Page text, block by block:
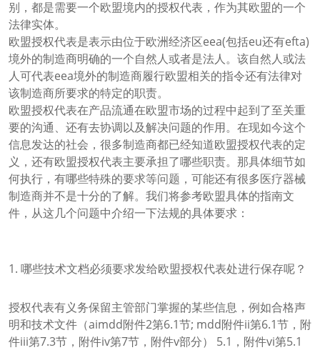
别，都是需要一个欧盟境内的授权代表，作为其欧盟的一个
法律实体。
欧盟授权代表是表示由位于欧洲经济区eea(包括eu还有efta)
境外的制造商明确的一个自然人或者是法人。该自然人或法
人可代表eea境外的制造商履行欧盟相关的指令还有法律对
该制造商所要求的特定的职责。
欧盟授权代表在产品流通在欧盟市场的过程中起到了至关重
要的沟通、还有去协调以及解决问题的作用。在现如今这个
信息发达的社会，很多制造商都已经知道欧盟授权代表的定
义，还有欧盟授权代表主要承担了哪些职责。那具体细节如
何执行，有哪些特殊的要求等问题，可能还有很多医疗器械
制造商并不是十分的了解。我们将参考欧盟具体的指南文
件，从这几个问题中介绍一下法规的具体要求：
1. 哪些技术文档必须要求发给欧盟授权代表处进行保存呢？
授权代表有义务保留主管部门掌握的某些信息，例如合格声
明和技术文件（aimdd附件2第6.1节; mdd附件ii第6.1节，附
件iii第7.3节，附件iv第7节，附件v部分） 5.1，附件vi第5.1